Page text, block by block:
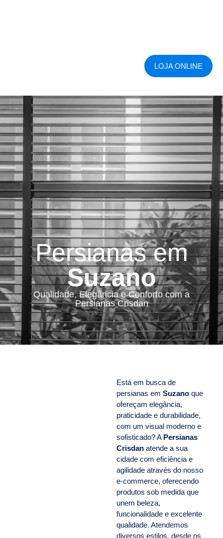
LOJA ONLINE
Persianas em
Suzano
Qualidade, Elegância e Conforto com a
Persianas Crisdan
Está em busca de
persianas em Suzano que
ofereçam elegância,
praticidade e durabilidade,
com um visual moderno e
sofisticado? A Persianas
Crisdan atende a sua
cidade com eficiência e
agilidade através do nosso
e-commerce, oferecendo
produtos sob medida que
unem beleza,
funcionalidade e excelente
qualidade. Atendemos
diversos estilos, desde os